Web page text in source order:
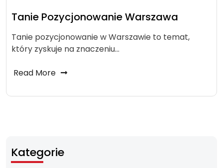
Tanie Pozycjonowanie Warszawa
Tanie pozycjonowanie w Warszawie to temat,
który zyskuje na znaczeniu…
Read More
Kategorie